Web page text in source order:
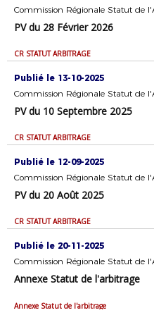
Commission Régionale Statut de
PV du 28 Février 2026
CR STATUT ARBITRAGE
Publié le 13-10-2025
Commission Régionale Statut de
PV du 10 Septembre 2025
CR STATUT ARBITRAGE
Publié le 12-09-2025
Commission Régionale Statut de
PV du 20 Août 2025
CR STATUT ARBITRAGE
Publié le 20-11-2025
Commission Régionale Statut de
Annexe Statut de l'arbitrage
Annexe Statut de l'arbitrage